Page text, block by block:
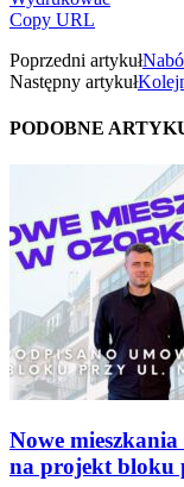
Copy URL
Poprzedni artykuł
Następny artykuł
PODOBNE
Nowe
na projekt bloku